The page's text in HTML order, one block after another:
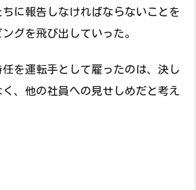
に報告しなければならないことを
グを飛び出していった。
を運転手として雇ったのは、決し
、他の社員への見せしめだと考え